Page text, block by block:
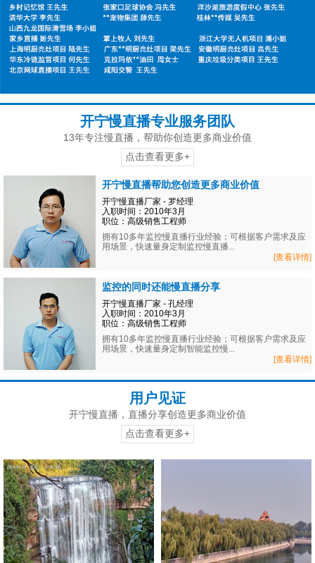
开宁慢直播专业服务团队
13年专注慢直播，帮助你创造更多商业价值
点击查看更多+
开宁慢直播帮助您创造更多商业价值
开宁慢直播厂家 - 罗经理
入职时间：2010年3月
职位：高级销售工程师
拥有10多年监控慢直播行业经验；可根据客户需求及应
用场景，快速量身定制监控慢直播...
[查看详情]
监控的同时还能慢直播分享
开宁慢直播厂家 - 孔经理
入职时间：2010年3月
职位：高级销售工程师
拥有10多年监控慢直播行业经验；可根据客户需求及应
用场景，快速量身定制智能监控慢...
[查看详情]
用户见证
开宁慢直播，直播分享创造更多商业价值
点击查看更多+